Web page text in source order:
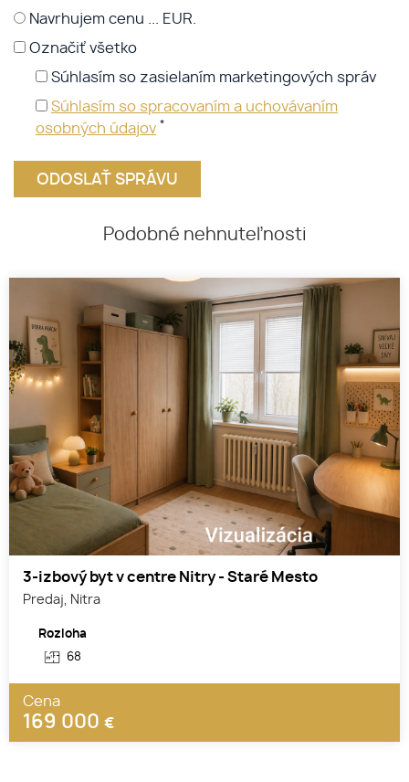
Navrhujem cenu ... EUR.
Označiť všetko
Súhlasím so zasielaním marketingových správ
Súhlasím so spracovaním a uchovávaním
osobných údajov *
Podobné nehnuteľnosti
3-izbový byt v centre Nitry - Staré Mesto
Predaj, Nitra
Rozloha
68
Cena
169 000 €